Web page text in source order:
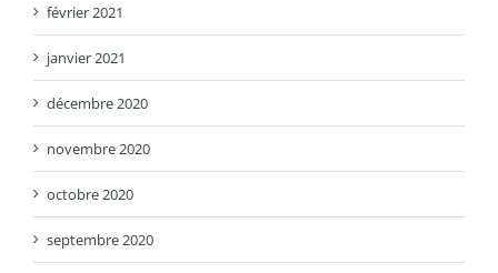
février 2021
janvier 2021
décembre 2020
novembre 2020
octobre 2020
septembre 2020